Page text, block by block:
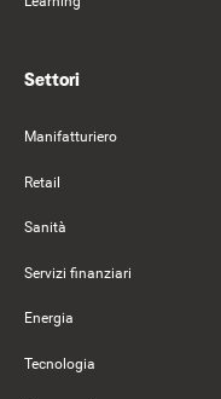
Settori
Manifatturiero
Retail
Sanità
Servizi finanziari
Energia
Tecnologia